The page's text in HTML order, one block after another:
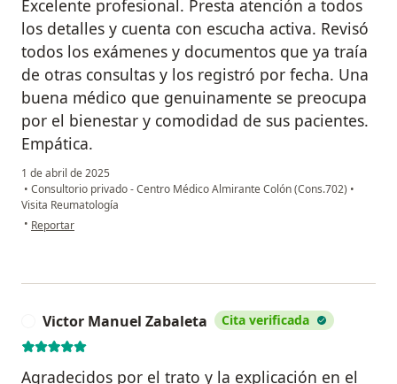
Excelente profesional. Presta atención a todos
los detalles y cuenta con escucha activa. Revisó
todos los exámenes y documentos que ya traía
de otras consultas y los registró por fecha. Una
buena médico que genuinamente se preocupa
por el bienestar y comodidad de sus pacientes.
Empática.
1 de abril de 2025
• Consultorio privado - Centro Médico Almirante Colón (Cons.702) •
Visita Reumatología
• en opinión del usuario ACMC
Reportar
Victor Manuel Zabaleta Cita verificada
Agradecidos por el trato y la explicación en el